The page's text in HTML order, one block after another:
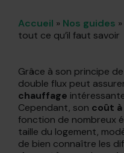
Accueil » Nos guides »
tout ce qu’il faut savoir
Grâce à son principe
double flux peut
chauffage
Cependant, son coût à
fonction de nombreux
taille du logement,
de bien connaître les